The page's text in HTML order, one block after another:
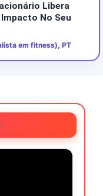
Libera
No Seu
em fitness), PT